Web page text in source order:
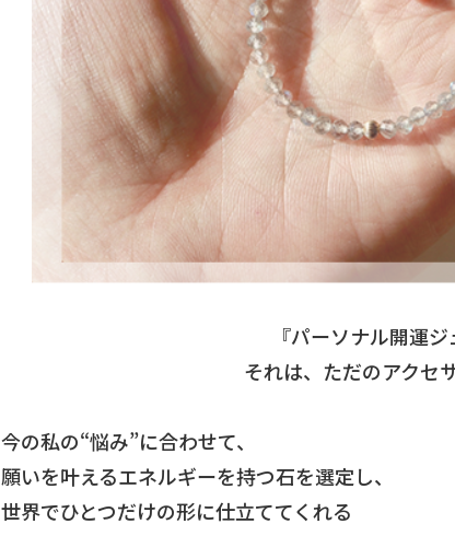
『パーソナル開運
それは、ただのアクセ
今の私の“悩み”に合わせて、
願いを叶えるエネルギーを持つ石を選定し、
世界でひとつだけの形に仕立ててくれる